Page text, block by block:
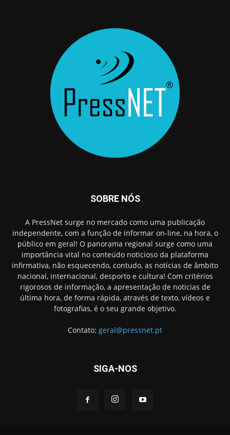
SOBRE NÓS
A PressNet surge no mercado como uma publicação
independente, com a função de informar on-line, na hora, o
público em geral! O panorama regional surge como uma
importância vital no conteúdo noticioso da plataforma
infirmativa, não esquecendo, contudo, as notícias de âmbito
nacional, internacional, desporto e cultura! Com critérios
rigorosos de informação, a apresentação de noticias de
última hora, de forma rápida, através de texto, vídeos e
fotografias, é o seu grande objetivo.
Contato: geral@pressnet.pt
SIGA-NOS